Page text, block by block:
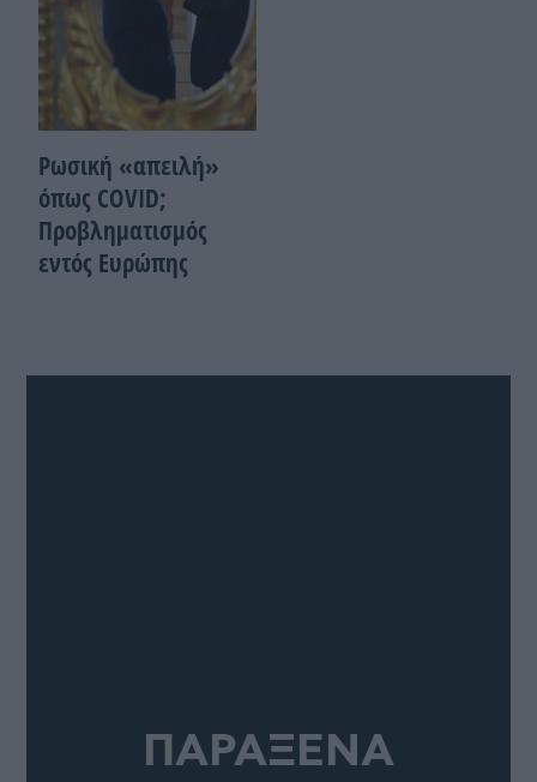
Ρωσική «απειλή»
όπως COVID;
Προβληματισμός
εντός Ευρώπης
ΠΑΡΑΞΕΝΑ